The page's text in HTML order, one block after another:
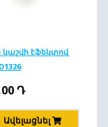
էֆեկտով
Դ
Ավելացնել